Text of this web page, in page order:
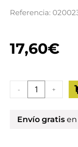
Referencia:
17,60€
- +
Envío gratis en